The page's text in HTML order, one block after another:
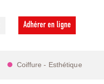
Adhérer en ligne
Coiffure - Esthétique